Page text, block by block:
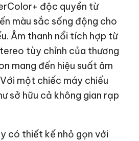
độc quyền từ
màu sắc sống động cho
Âm thanh nổi tích hợp từ
tùy chỉnh của thương
mang đến hiệu suất âm
một chiếc máy chiếu
sở hữu cả không gian rạp
có thiết kế nhỏ gọn với